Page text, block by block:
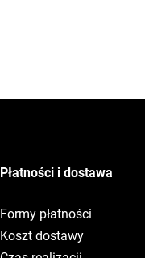
Płatności i dostawa
Formy płatności
Koszt dostawy